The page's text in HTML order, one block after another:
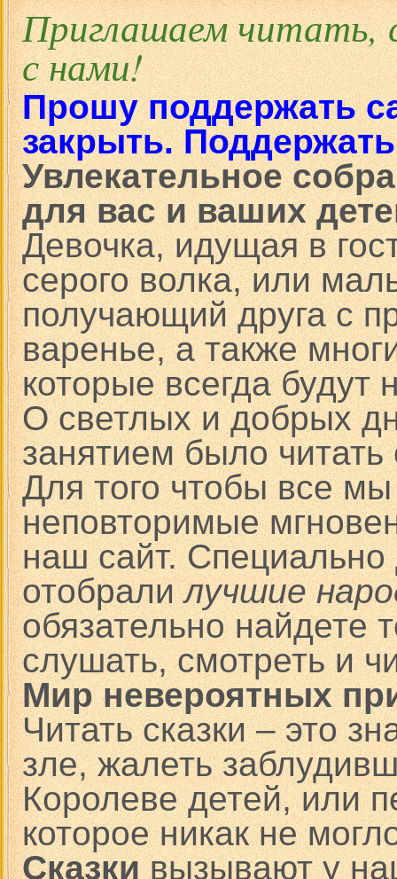
Приглашаем читать,
с нами!
Прошу поддержать
закрыть.
Увлекательное
для вас и ваших
Девочка, идущая в
серого волка, или
получающий друга с
варенье, а также
которые всегда будут
О светлых и добрых
занятием было читать
Для того чтобы все
неповторимые
наш сайт.
отобралилучшие
обязательно найдете
слушать, смотреть и
Мир невероятных
Читать сказки – это
зле, жалеть
Королеве детей, или
которое никак не
Сказкивызывают у